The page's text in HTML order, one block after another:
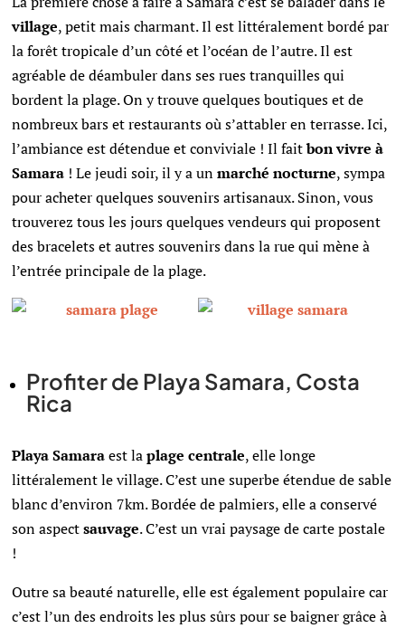
village, petit mais charmant. Il est littéralement bordé par
la forêt tropicale d’un côté et l’océan de l’autre. Il est
agréable de déambuler dans ses rues tranquilles qui
bordent la plage. On y trouve quelques boutiques et de
nombreux bars et restaurants où s’attabler en terrasse. Ici,
l’ambiance est détendue et conviviale ! Il faitbon vivre à
Samara ! Le jeudi soir, il y a unmarché nocturne, sympa
pour acheter quelques souvenirs artisanaux. Sinon, vous
trouverez tous les jours quelques vendeurs qui proposent
des bracelets et autres souvenirs dans la rue qui mène à
l’entrée principale de la plage.
Profiter de Playa Samara, Costa
Rica
Playa Samaraest laplage centrale, elle longe
littéralement le village. C’est une superbe étendue de sable
blanc d’environ 7km. Bordée de palmiers, elle a conservé
son aspectsauvage. C’est un vrai paysage de carte postale
!
Outre sa beauté naturelle, elle est également populaire car
c’est l’un des endroits les plus sûrs pour se baigner grâce à